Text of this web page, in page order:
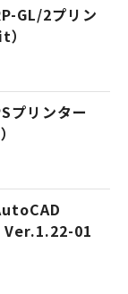
GL/2プリン
プリンター
Ver.1.22-01